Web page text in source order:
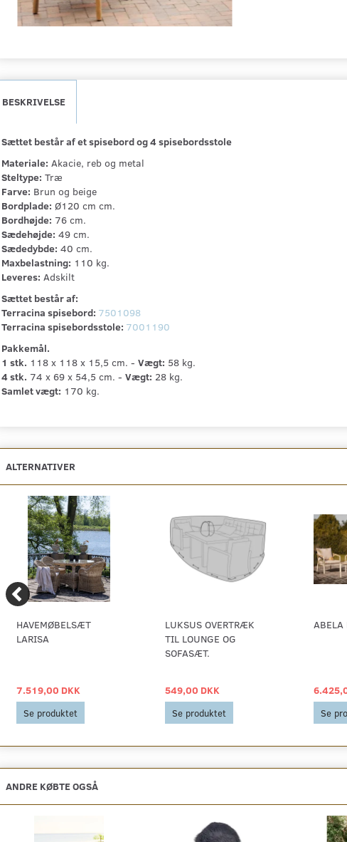
BESKRIVELSE
Sættet består af et spisebord og 4 spisebordsstole
Materiale: Akacie, reb og metal
Steltype: Træ
Farve: Brun og beige
Bordplade: Ø120 cm cm.
Bordhøjde: 76 cm.
Sædehøjde: 49 cm.
Sædedybde: 40 cm.
Maxbelastning: 110 kg.
Leveres: Adskilt
Sættet består af:
Terracina spisebord: 7501098
Terracina spisebordsstole: 7001190
Pakkemål.
1 stk. 118 x 118 x 15,5 cm. - Vægt: 58 kg.
4 stk. 74 x 69 x 54,5 cm. - Vægt: 28 kg.
Samlet vægt: 170 kg.
ALTERNATIVER
HAVEMØBELSÆT
LARISA
7.519,00 DKK
Se produktet
LUKSUS OVERTRÆK
TIL LOUNGE OG
SOFASÆT.
549,00 DKK
Se produktet
ABELA
Se
ANDRE KØBTE OGSÅ